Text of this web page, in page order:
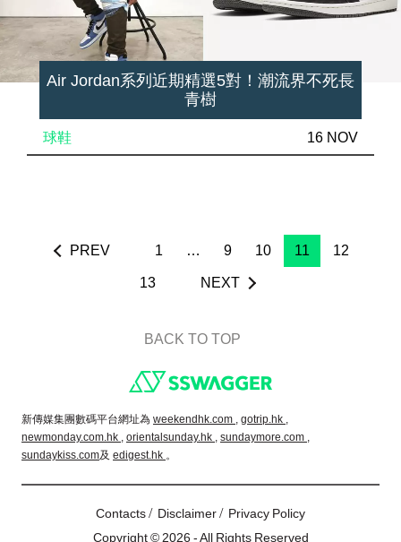
Air Jordan系列近期精選5對！潮流界不死長
青樹
球鞋 16 NOV
PREV 1 … 9 10 11 12
13 NEXT
BACK TO TOP
新傳媒集團數碼平台網址為 weekendhk.com , gotrip.hk ,
newmonday.com.hk , orientalsunday.hk , sundaymore.com ,
sundaykiss.com及 edigest.hk 。
Contacts/ Disclaimer/ Privacy Policy
Copyright © 2026 - All Rights Reserved